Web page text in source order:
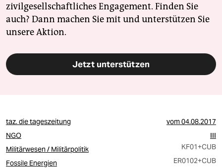
zivilgesellschaftliches Engagement. Finden Sie
auch? Dann machen Sie mit und unterstützen Sie
unsere Aktion.
Jetzt unterstützen
taz. die tageszeitung vom04.08.2017
NGO
III
Militärwesen / Militärpolitik
KF01+CUB
Fossile Energien
ER0102+CUB